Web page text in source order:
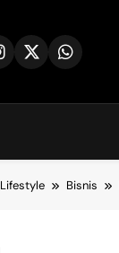
Lifestyle Bisnis